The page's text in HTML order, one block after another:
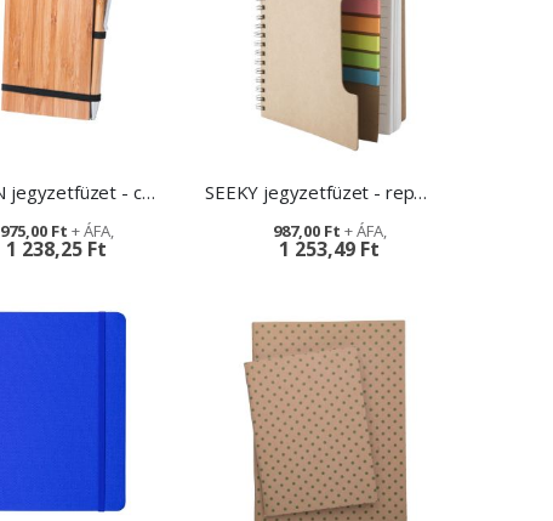
SHUNAN jegyzetfüzet - céges ajándékozás
1 238,25 Ft
975,00 Ft
SEEKY jegyzetfüzet - repi ajándék
1 253,49 Ft
987,00 Ft